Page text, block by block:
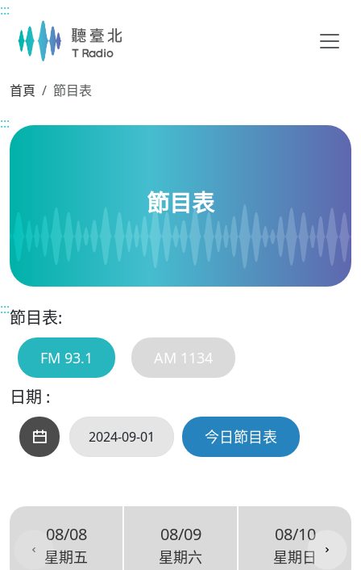
主要內容區塊
:::
首頁
節目表
:::
節目表
:::節目表:
FM 93.1 AM 1134
日期 :
今日節目表
08/08
星期五
08/09
星期六
08/10
星期日